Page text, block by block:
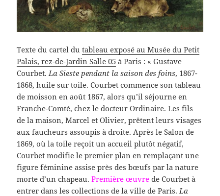
Texte du cartel dutableau exposé au Musée du Petit
Palais, rez-de-Jardin Salle 05 à Paris : « Gustave
Courbet. La Sieste pendant la saison des foins, 1867-
1868, huile sur toile. Courbet commence son tableau
de moisson en août 1867, alors qu’il séjourne en
Franche-Comté, chez le docteur Ordinaire. Les fils
de la maison, Marcel et Olivier, prêtent leurs visages
aux faucheurs assoupis à droite. Après le Salon de
1869, où la toile reçoit un accueil plutôt négatif,
Courbet modifie le premier plan en remplaçant une
figure féminine assise près des bœufs par la nature
morte d’un chapeau.Première œuvre de Courbet à
entrer dans les collections de la ville de Paris. La